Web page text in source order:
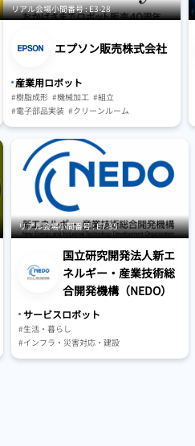
リアル会場小間番号 : E3-28
エプソン販売株式会社
産業用ロボット
#樹脂成形 #機械加工 #組立
#電子部品実装 #クリーンルーム
#測定・検査・試験・認証
#マテリアルハンドリング・搬送
#駆動・センサ・制御系
#保管・ピッキングシステム
#AGV・GTP・AMR
リアル会場小間番号 : E7-35
国立研究開発法人新エ
ネルギー・産業技術総
合開発機構（NEDO）
サービスロボット
#生活・暮らし
#インフラ・災害対応・建設
#農林水産業・スマート農業・食品産業